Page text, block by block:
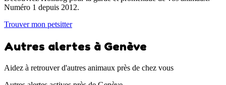
Numéro 1 depuis 2012.
Trouver mon petsitter
Autres alertes à Genève
Aidez à retrouver d'autres animaux près de chez vous